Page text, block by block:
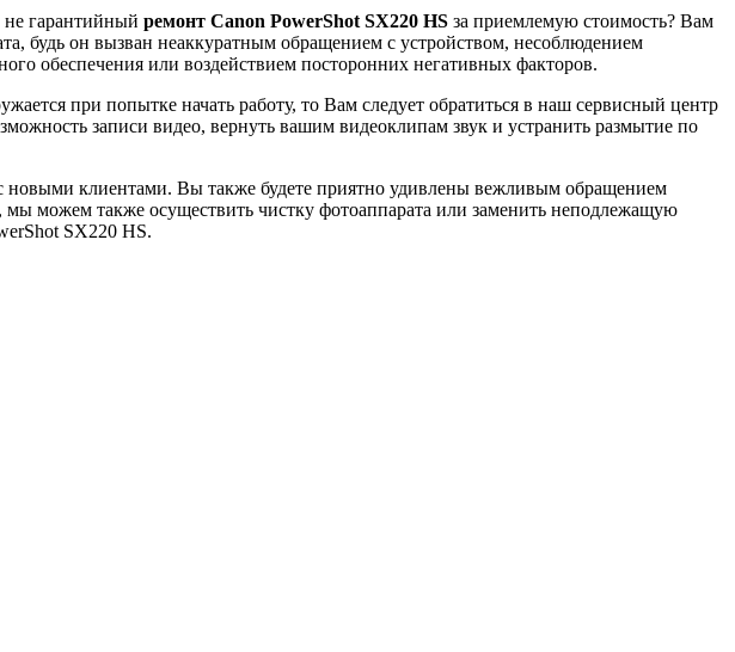
гарантийный ремонт Canon PowerShot SX220 HS за приемлемую стоимость? Вам
будь он вызван неаккуратным обращением с устройством, несоблюдением
обеспечения или воздействием посторонних негативных факторов.
при попытке начать работу, то Вам следует обратиться в наш сервисный центр
записи видео, вернуть вашим видеоклипам звук и устранить размытие по
новыми клиентами. Вы также будете приятно удивлены вежливым обращением
можем также осуществить чистку фотоаппарата или заменить неподлежащую
SX220 HS.